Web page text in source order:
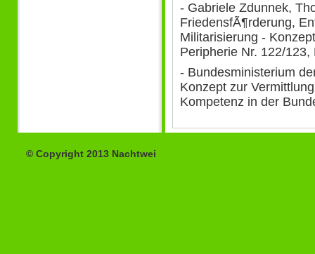
- Gabriele Zdunnek,
FriedensfÃ¶rderung,
Militarisierung -
Peripherie Nr. 122/
- Bundesministerium
Konzept zur
Kompetenz in der
© Copyright 2013 Nachtwei